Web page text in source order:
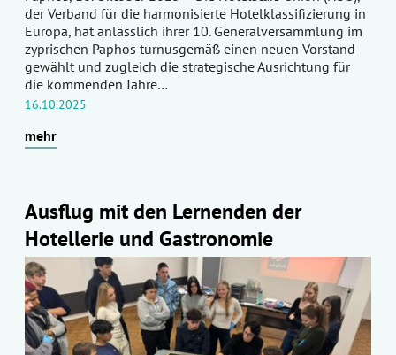
der Verband für die harmonisierte Hotelklassifizierung in
Europa, hat anlässlich ihrer 10. Generalversammlung im
zyprischen Paphos turnusgemäß einen neuen Vorstand
gewählt und zugleich die strategische Ausrichtung für
die kommenden Jahre…
16.10.2025
mehr
Ausflug mit den Lernenden der
Hotellerie und Gastronomie